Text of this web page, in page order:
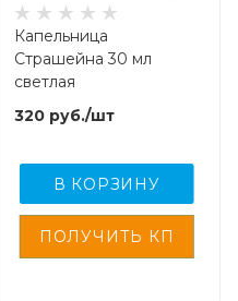
Капельница
Страшейна 30 мл
светлая
320руб./шт
В КОРЗИНУ